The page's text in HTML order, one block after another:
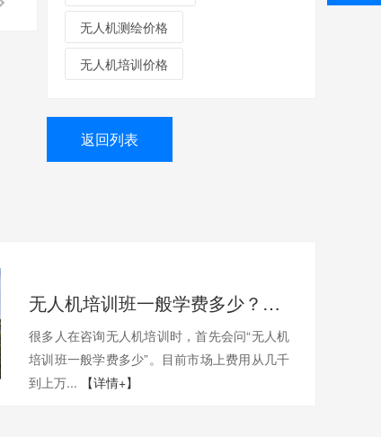
无人机测绘价格
无人机培训价格
返回列表
无人机培训班一般学费多少？一文带你了解真实费用与选择技巧
很多人在咨询无人机培训时，首先会问“无人机
培训班一般学费多少”。目前市场上费用从几千
到上万...
【详情+】